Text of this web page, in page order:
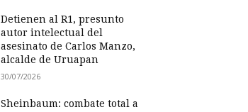
Detienen al R1, presunto
autor intelectual del
asesinato de Carlos Manzo,
alcalde de Uruapan
30/07/2026
Sheinbaum: combate total a